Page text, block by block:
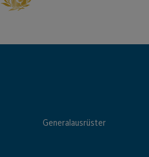
Generalausrüster